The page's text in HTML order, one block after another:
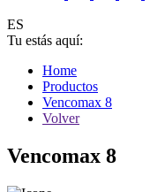
ES
Tu estás aquí:
Home
Productos
Vencomax 8
Volver
Vencomax 8